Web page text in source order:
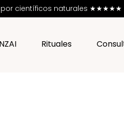
científicos naturales ★★★★★
Rituales